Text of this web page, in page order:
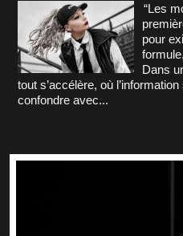
“Les
pour
Dans
tout s’accélère, où
confondre avec...